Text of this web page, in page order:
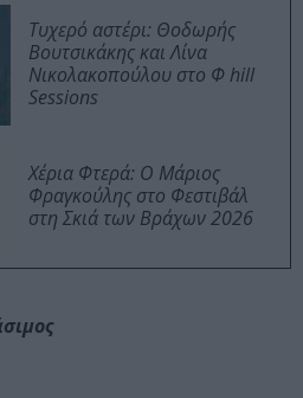
Τυχερό αστέρι: Θοδωρής
Βουτσικάκης και Λίνα
Νικολακοπούλου στο Φ hill
Sessions
Χέρια Φτερά: Ο Μάριος
Φραγκούλης στο Φεστιβάλ
στη Σκιά των Βράχων 2026